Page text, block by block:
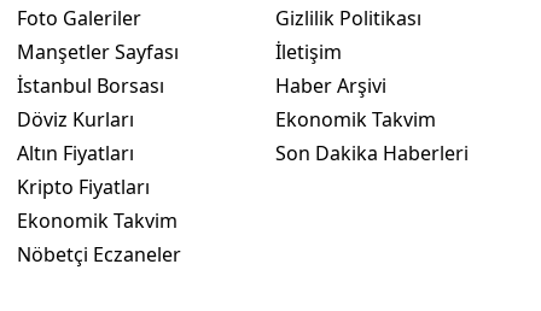
Karaman
Batman
Şırnak
Foto Galeriler
Manşetler Sayfası
İstanbul Borsası
Döviz Kurları
Altın Fiyatları
Kripto Fiyatları
Ekonomik Takvim
Nöbetçi Eczaneler
Gizlilik Politikası
İletişim
Haber Arşivi
Ekonomik Takvim
Son Dakika Haberleri